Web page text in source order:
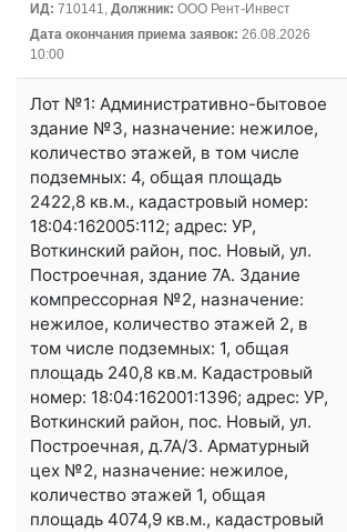
ИД: 710141, Должник: ООО Рент-Инвест
Дата окончания приема заявок: 26.08.2026
10:00
Лот №1: Административно-бытовое
здание №3, назначение: нежилое,
количество этажей, в том числе
подземных: 4, общая площадь
2422,8 кв.м., кадастровый номер:
18:04:162005:112; адрес: УР,
Воткинский район, пос. Новый, ул.
Построечная, здание 7А. Здание
компрессорная №2, назначение:
нежилое, количество этажей 2, в
том числе подземных: 1, общая
площадь 240,8 кв.м. Кадастровый
номер: 18:04:162001:1396; адрес: УР,
Воткинский район, пос. Новый, ул.
Построечная, д.7А/3. Арматурный
цех №2, назначение: нежилое,
количество этажей 1, общая
площадь 4074,9 кв.м., кадастровый